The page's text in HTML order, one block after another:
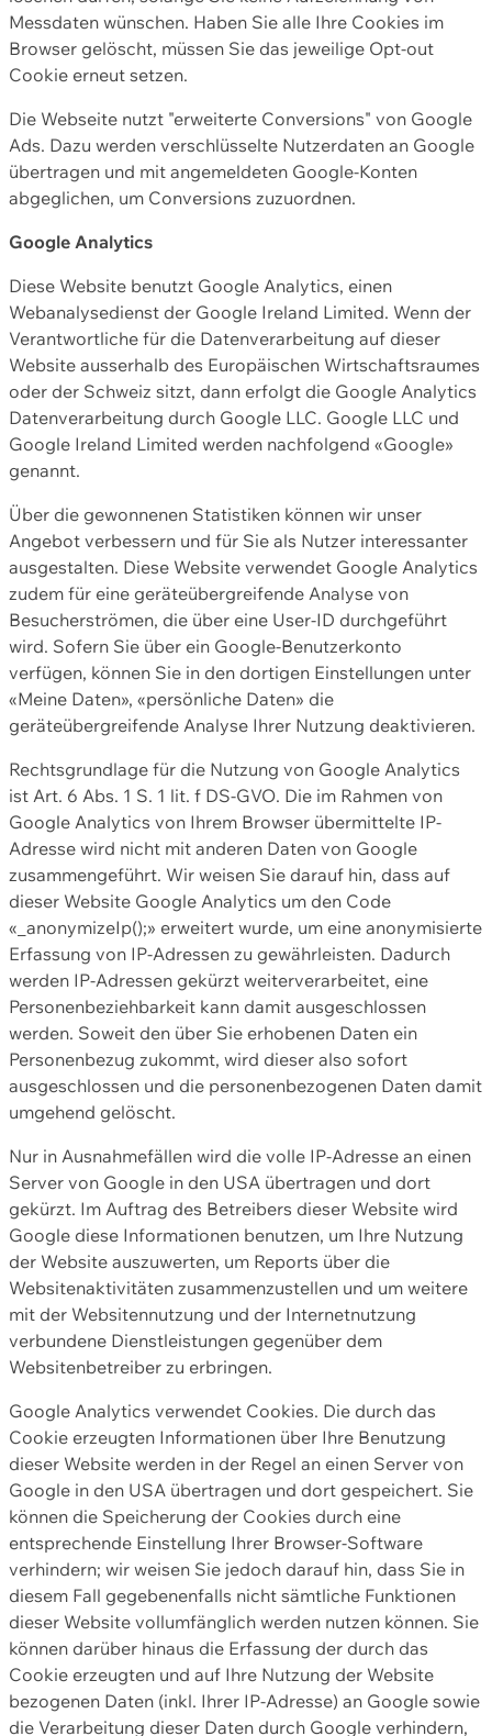
Messdaten wünschen. Haben Sie alle Ihre Cookies im
Browser gelöscht, müssen Sie das jeweilige Opt-out
Cookie erneut setzen.
Die Webseite nutzt "erweiterte Conversions" von Google
Ads. Dazu werden verschlüsselte Nutzerdaten an Google
übertragen und mit angemeldeten Google-Konten
abgeglichen, um Conversions zuzuordnen.
Google Analytics
Diese Website benutzt Google Analytics, einen
Webanalysedienst der Google Ireland Limited. Wenn der
Verantwortliche für die Datenverarbeitung auf dieser
Website ausserhalb des Europäischen Wirtschaftsraumes
oder der Schweiz sitzt, dann erfolgt die Google Analytics
Datenverarbeitung durch Google LLC. Google LLC und
Google Ireland Limited werden nachfolgend «Google»
genannt.
Über die gewonnenen Statistiken können wir unser
Angebot verbessern und für Sie als Nutzer interessanter
ausgestalten. Diese Website verwendet Google Analytics
zudem für eine geräteübergreifende Analyse von
Besucherströmen, die über eine User-ID durchgeführt
wird. Sofern Sie über ein Google-Benutzerkonto
verfügen, können Sie in den dortigen Einstellungen unter
«Meine Daten», «persönliche Daten» die
geräteübergreifende Analyse Ihrer Nutzung deaktivieren.
Rechtsgrundlage für die Nutzung von Google Analytics
ist Art. 6 Abs. 1 S. 1 lit. f DS-GVO. Die im Rahmen von
Google Analytics von Ihrem Browser übermittelte IP-
Adresse wird nicht mit anderen Daten von Google
zusammengeführt. Wir weisen Sie darauf hin, dass auf
dieser Website Google Analytics um den Code
«_anonymizeIp();» erweitert wurde, um eine anonymisierte
Erfassung von IP-Adressen zu gewährleisten. Dadurch
werden IP-Adressen gekürzt weiterverarbeitet, eine
Personenbeziehbarkeit kann damit ausgeschlossen
werden. Soweit den über Sie erhobenen Daten ein
Personenbezug zukommt, wird dieser also sofort
ausgeschlossen und die personenbezogenen Daten damit
umgehend gelöscht.
Nur in Ausnahmefällen wird die volle IP-Adresse an einen
Server von Google in den USA übertragen und dort
gekürzt. Im Auftrag des Betreibers dieser Website wird
Google diese Informationen benutzen, um Ihre Nutzung
der Website auszuwerten, um Reports über die
Websitenaktivitäten zusammenzustellen und um weitere
mit der Websitennutzung und der Internetnutzung
verbundene Dienstleistungen gegenüber dem
Websitenbetreiber zu erbringen.
Google Analytics verwendet Cookies. Die durch das
Cookie erzeugten Informationen über Ihre Benutzung
dieser Website werden in der Regel an einen Server von
Google in den USA übertragen und dort gespeichert. Sie
können die Speicherung der Cookies durch eine
entsprechende Einstellung Ihrer Browser-Software
verhindern; wir weisen Sie jedoch darauf hin, dass Sie in
diesem Fall gegebenenfalls nicht sämtliche Funktionen
dieser Website vollumfänglich werden nutzen können. Sie
können darüber hinaus die Erfassung der durch das
Cookie erzeugten und auf Ihre Nutzung der Website
bezogenen Daten (inkl. Ihrer IP-Adresse) an Google sowie
die Verarbeitung dieser Daten durch Google verhindern,